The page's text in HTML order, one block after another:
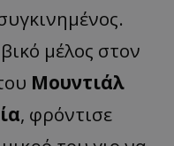
μέλος στον
Μουντιάλ
, φρόντισε